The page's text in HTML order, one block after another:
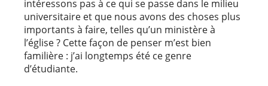
intéressons pas à ce qui se passe dans le milieu
universitaire et que nous avons des choses plus
importants à faire, telles qu’un ministère à
l’église ? Cette façon de penser m’est bien
familière : j’ai longtemps été ce genre
d’étudiante.